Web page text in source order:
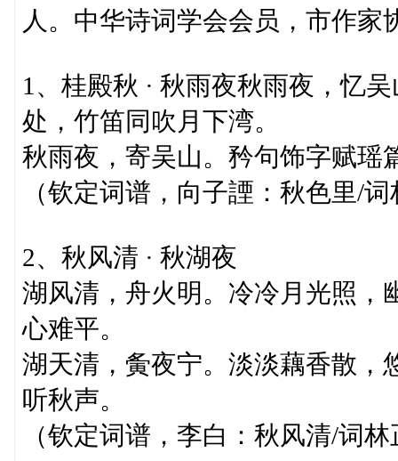
人。中华诗词学会会员，市作
1、桂殿秋 · 秋雨夜秋雨夜，忆
处，竹笛同吹月下湾。
秋雨夜，寄吴山。矜句饰字赋瑶
（钦定词谱，向子諲：秋色里/
2、秋风清 · 秋湖夜
湖风清，舟火明。冷冷月光照，
心难平。
湖天清，夤夜宁。淡淡藕香散，
听秋声。
（钦定词谱，李白：秋风清/词